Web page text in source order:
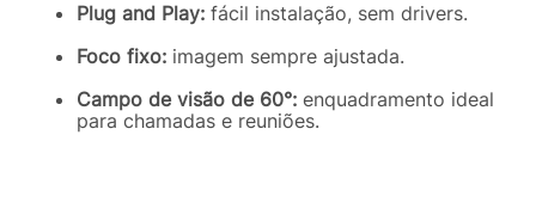
Plug and Play: fácil instalação, sem drivers.
Foco fixo: imagem sempre ajustada.
Campo de visão de 60°: enquadramento ideal
para chamadas e reuniões.